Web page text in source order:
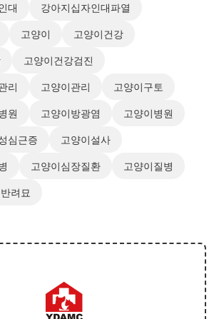
대
강아지십자인대파열
고양이
고양이건강
고양이건강검진
리
고양이관리
고양이구토
원
고양이방광염
고양이병원
심근증
고양이설사
고양이심장질환
고양이질병
반려묘